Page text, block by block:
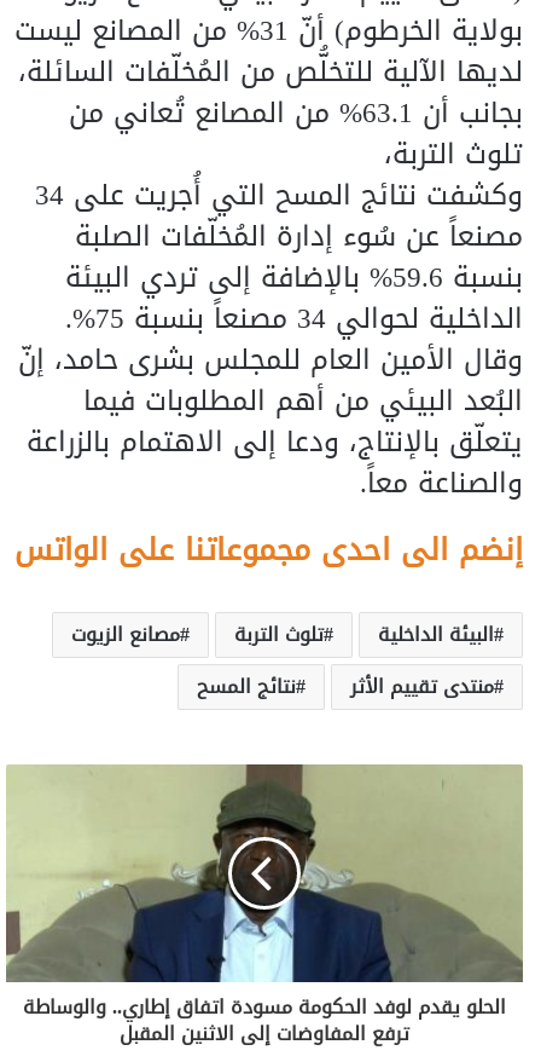
بولاية الخرطوم) أنّ 31% من المصانع ليست
لديها الآلية للتخلُّص من المُخلّفات السائلة،
بجانب أن 63.1% من المصانع تُعاني من
تلوث التربة،
وكشفت نتائج المسح التي أُجريت على 34
مصنعاً عن سُوء إدارة المُخلّفات الصلبة
بنسبة 59.6% بالإضافة إلى تردي البيئة
الداخلية لحوالي 34 مصنعاً بنسبة 75%.
وقال الأمين العام للمجلس بشرى حامد، إنّ
البُعد البيئي من أهم المطلوبات فيما
يتعلّق بالإنتاج، ودعا إلى الاهتمام بالزراعة
والصناعة معاً.
إنضم الى احدى مجموعاتنا على الواتس
البيئة الداخلية تلوث التربة
مصانع الزيوت
منتدى تقييم الأثر
نتائج المسح
الحلو يقدم لوفد الحكومة مسودة اتفاق إطاري.. والوساطة
ترفع المفاوضات إلى الاثنين المقبل